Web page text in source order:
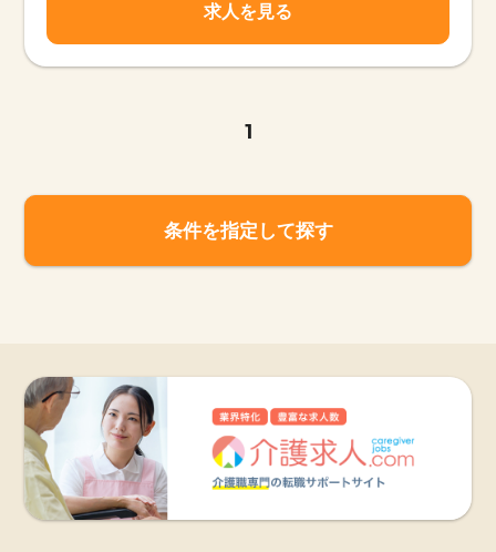
求人を見る
1
条件を指定して探す
17,050 件